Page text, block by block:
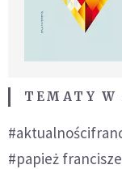
TEMATY W
#papież